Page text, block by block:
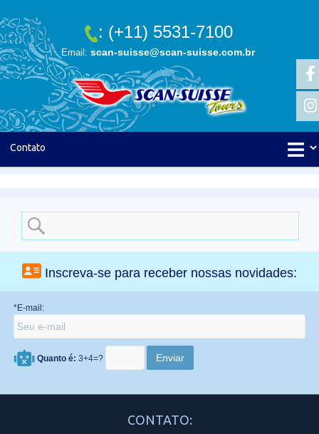
: (+11) 5531-7100
Email: scan-suisse@scan-suisse.com.br
Search
for:
Inscreva-se para receber nossas novidades:
*E-mail:
Quanto é: 3+4=?
CONTATO: